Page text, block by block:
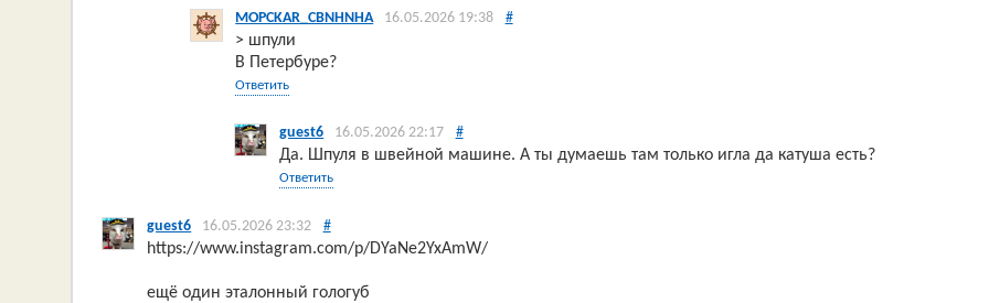
MOPCKAR_CBNHNHA 16.05.2026 19:38 #
> шпули
В Петербуре?
Ответить
guest6 16.05.2026 22:17 #
Да. Шпуля в швейной машине. А ты думаешь там только игла да катуша есть?
Ответить
guest6 16.05.2026 23:32 #
https://www.instagram.com/p/DYaNe2YxAmW/
ещё один эталонный гологуб